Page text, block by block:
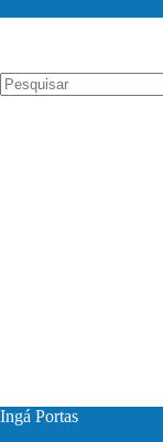
Ingá Portas